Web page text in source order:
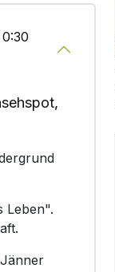
0:30
Leben".